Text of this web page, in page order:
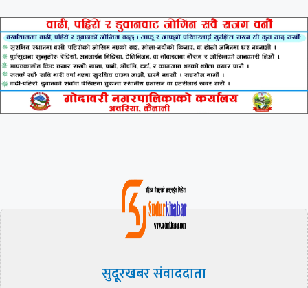
सुदूरखबर संवाददाता